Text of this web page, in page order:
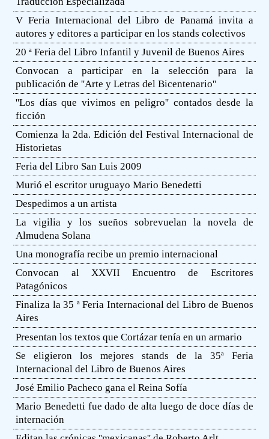
V Feria Internacional del Libro de Panamá invita a
autores y editores a participar en los stands colectivos
20 ª Feria del Libro Infantil y Juvenil de Buenos Aires
Convocan a participar en la selección para la
publicación de ''Arte y Letras del Bicentenario''
''Los días que vivimos en peligro'' contados desde la
ficción
Comienza la 2da. Edición del Festival Internacional de
Historietas
Feria del Libro San Luis 2009
Murió el escritor uruguayo Mario Benedetti
Despedimos a un artista
La vigilia y los sueños sobrevuelan la novela de
Almudena Solana
Una monografía recibe un premio internacional
Convocan al XXVII Encuentro de Escritores
Patagónicos
Finaliza la 35 ª Feria Internacional del Libro de Buenos
Aires
Presentan los textos que Cortázar tenía en un armario
Se eligieron los mejores stands de la 35ª Feria
Internacional del Libro de Buenos Aires
José Emilio Pacheco gana el Reina Sofía
Mario Benedetti fue dado de alta luego de doce días de
internación